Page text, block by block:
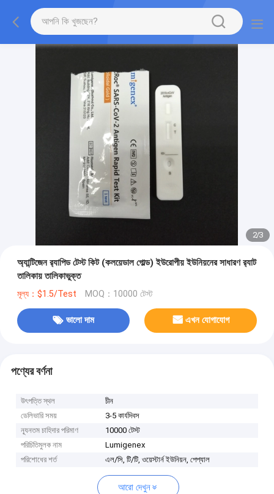
2/3
অ্যান্টিজেন র‌্যাপিড টেস্ট কিট (কলয়েডাল গোল্ড) ইউরোপীয় ইউনিয়নের সাধারণ র‍্যাট
তালিকায় তালিকাভুক্ত
মূল্য：$1.5/Test MOQ：10000 টেস্ট
ভালো দাম এখন যোগাযোগ
পণ্যের বর্ণনা
উৎপত্তি স্থল
চীন
ডেলিভারি সময়
3-5 কার্যদিবস
ন্যূনতম চাহিদার পরিমাণ
10000 টেস্ট
পরিচিতিমুলক নাম
Lumigenex
পরিশোধের শর্ত
এল/সি, টি/টি, ওয়েস্টার্ন ইউনিয়ন, পেপ্যাল
আরো দেখুন